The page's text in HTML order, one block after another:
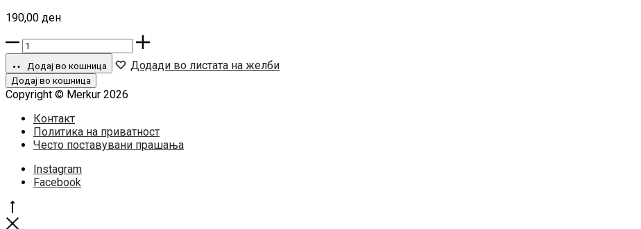
190,00 ден
Lorvenn
KERATIN
регенератор
за
коса
Додај во кошница Додади во листата на желби
Додај во кошница
Copyright © Merkur 2026
Контакт
Политика на приватност
Често поставувани прашања
Instagram
Facebook